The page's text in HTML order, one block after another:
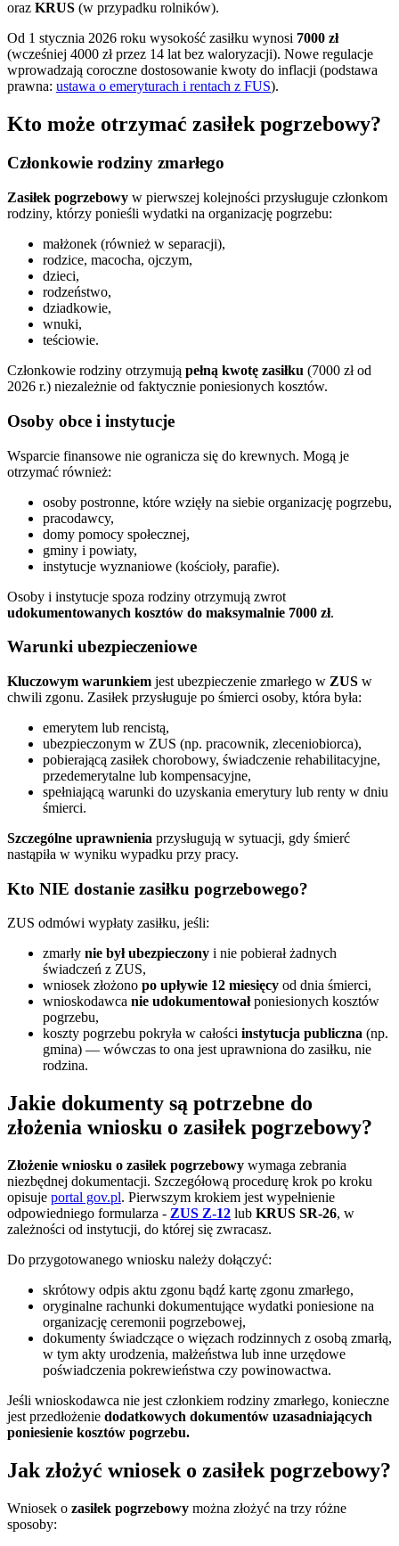
oraz KRUS (w przypadku rolników).
Od 1 stycznia 2026 roku wysokość zasiłku wynosi 7000 zł
(wcześniej 4000 zł przez 14 lat bez waloryzacji). Nowe regulacje
wprowadzają coroczne dostosowanie kwoty do inflacji (podstawa
prawna: ustawa o emeryturach i rentach z FUS).
Kto może otrzymać zasiłek pogrzebowy?
Członkowie rodziny zmarłego
Zasiłek pogrzebowy w pierwszej kolejności przysługuje członkom
rodziny, którzy ponieśli wydatki na organizację pogrzebu:
małżonek (również w separacji),
rodzice, macocha, ojczym,
dzieci,
rodzeństwo,
dziadkowie,
wnuki,
teściowie.
Członkowie rodziny otrzymują pełną kwotę zasiłku (7000 zł od
2026 r.) niezależnie od faktycznie poniesionych kosztów.
Osoby obce i instytucje
Wsparcie finansowe nie ogranicza się do krewnych. Mogą je
otrzymać również:
osoby postronne, które wzięły na siebie organizację pogrzebu,
pracodawcy,
domy pomocy społecznej,
gminy i powiaty,
instytucje wyznaniowe (kościoły, parafie).
Osoby i instytucje spoza rodziny otrzymują zwrot
udokumentowanych kosztów do maksymalnie 7000 zł.
Warunki ubezpieczeniowe
Kluczowym warunkiem jest ubezpieczenie zmarłego w ZUS w
chwili zgonu. Zasiłek przysługuje po śmierci osoby, która była:
emerytem lub rencistą,
ubezpieczonym w ZUS (np. pracownik, zleceniobiorca),
pobierającą zasiłek chorobowy, świadczenie rehabilitacyjne,
przedemerytalne lub kompensacyjne,
spełniającą warunki do uzyskania emerytury lub renty w dniu
śmierci.
Szczególne uprawnienia przysługują w sytuacji, gdy śmierć
nastąpiła w wyniku wypadku przy pracy.
Kto NIE dostanie zasiłku pogrzebowego?
ZUS odmówi wypłaty zasiłku, jeśli:
zmarły nie był ubezpieczony i nie pobierał żadnych
świadczeń z ZUS,
wniosek złożono po upływie 12 miesięcy od dnia śmierci,
wnioskodawca nie udokumentowałponiesionych kosztów
pogrzebu,
koszty pogrzebu pokryła w całości instytucja publiczna (np.
gmina) — wówczas to ona jest uprawniona do zasiłku, nie
rodzina.
Jakie dokumenty są potrzebne do
złożenia wniosku o zasiłek pogrzebowy?
Złożenie wniosku o zasiłek pogrzebowy wymaga zebrania
niezbędnej dokumentacji. Szczegółową procedurę krok po kroku
opisuje portal gov.pl. Pierwszym krokiem jest wypełnienie
odpowiedniego formularza - ZUS Z-12 lub KRUS SR-26, w
zależności od instytucji, do której się zwracasz.
Do przygotowanego wniosku należy dołączyć:
skrótowy odpis aktu zgonu bądź kartę zgonu zmarłego,
oryginalne rachunki dokumentujące wydatki poniesione na
organizację ceremonii pogrzebowej,
dokumenty świadczące o więzach rodzinnych z osobą zmarłą,
w tym akty urodzenia, małżeństwa lub inne urzędowe
poświadczenia pokrewieństwa czy powinowactwa.
Jeśli wnioskodawca nie jest członkiem rodziny zmarłego, konieczne
jest przedłożenie dodatkowych dokumentów uzasadniających
poniesienie kosztów pogrzebu.
Jak złożyć wniosek o zasiłek pogrzebowy?
Wniosek o zasiłek pogrzebowy można złożyć na trzy różne
sposoby: